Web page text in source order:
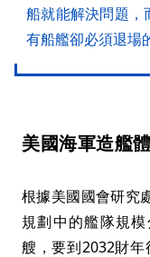
船就能解決問題，
有船艦卻必須退場
美國海軍造艦
根據美國國會研究
規劃中的艦隊規
艘，要到2032財